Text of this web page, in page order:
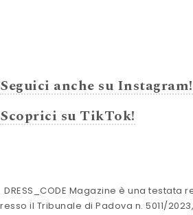
Seguici anche su Instagram!
Scoprici su TikTok!
DRESS_CODE Magazine è una testata
il Tribunale di Padova n. 5011/